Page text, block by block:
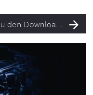
Zu den Downloads